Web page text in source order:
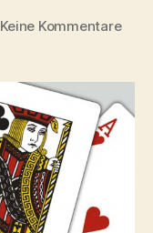
Keine Kommentarezu